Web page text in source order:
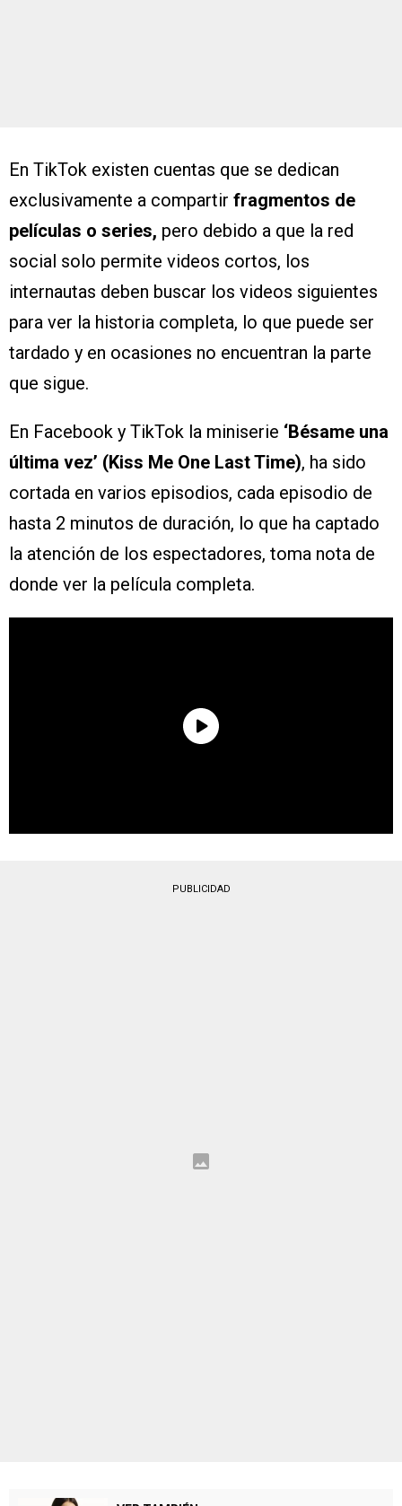
En TikTok existen cuentas que se dedican
exclusivamente a compartir fragmentos de
películas o series, pero debido a que la red
social solo permite videos cortos, los
internautas deben buscar los videos siguientes
para ver la historia completa, lo que puede ser
tardado y en ocasiones no encuentran la parte
que sigue.
En Facebook y TikTok la miniserie ‘Bésame una
última vez’ (Kiss Me One Last Time), ha sido
cortada en varios episodios, cada episodio de
hasta 2 minutos de duración, lo que ha captado
la atención de los espectadores, toma nota de
donde ver la película completa.
PUBLICIDAD